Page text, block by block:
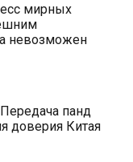
мирных
невозможен
панд
доверия Китая